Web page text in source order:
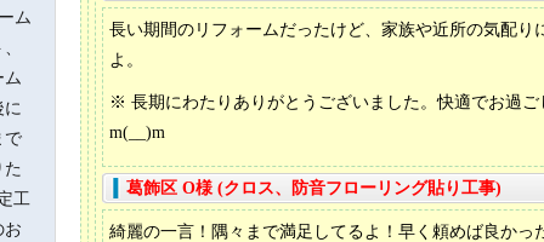
ご
。
△
○
ボ
ム
ム
に
で
た
工
お
長い期間のリフォームだったけど、家族や近所の気配り
よ。
※ 長期にわたりありがとうございました。快適でお過ご
m(__)m
葛飾区 O様 (クロス、防音フローリング貼り工事)
綺麗の一言！隅々まで満足してるよ！早く頼めば良かっ